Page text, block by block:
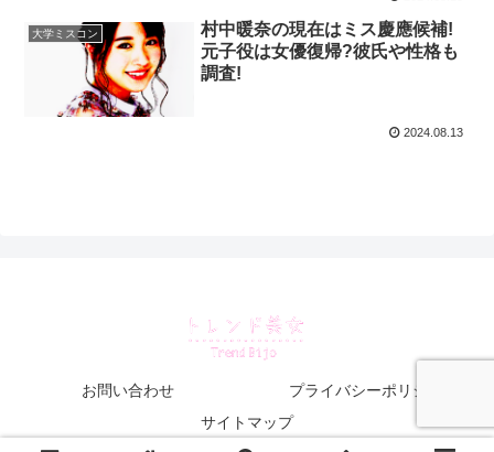
大学ミスコン
村中暖奈の現在はミス慶應候補!
元子役は女優復帰?彼氏や性格も
調査!
2024.08.13
お問い合わせ
プライバシーポリシー
サイトマップ